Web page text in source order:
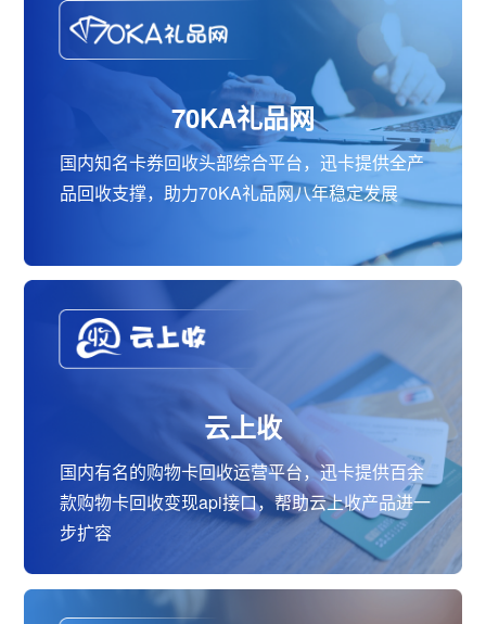
70KA礼品网
国内知名卡券回收头部综合平台，迅卡提供全产
品回收支撑，助力70KA礼品网八年稳定发展
云上收
国内有名的购物卡回收运营平台，迅卡提供百余
款购物卡回收变现api接口，帮助云上收产品进一
步扩容